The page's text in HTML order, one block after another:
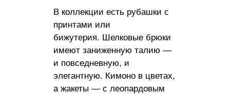
В коллекции есть рубашки с
принтами или
бижутерия. Шелковые брюки
имеют заниженную талию —
и повседневную, и
элегантную. Кимоно в цветах,
а жакеты — с леопардовым